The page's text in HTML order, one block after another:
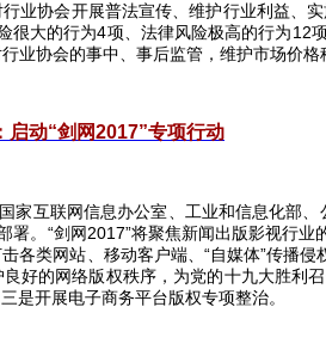
业协会开展普法宣传、维护行业利益、
很大的行为4项、法律风险极高的行为12
业协会的事中、事后监管，维护市场价格
启动“剑网2017”专项行动
家互联网信息办公室、工业和信息化部、
署。“剑网2017”将聚焦新闻出版影视行业
各类网站、移动客户端、“自媒体”传播侵
好的网络版权秩序，为党的十九大胜利
是开展电子商务平台版权专项整治。